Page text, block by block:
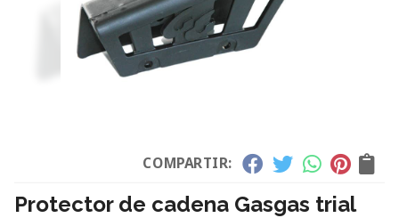
COMPARTIR:
Protector de cadena Gasgas trial